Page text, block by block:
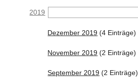
2019
Dezember 2019 (4 Einträge)
November 2019 (2 Einträge)
September 2019 (2 Einträge)